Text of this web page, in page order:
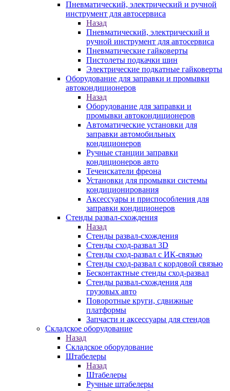
Пневматический, электрический и ручной
инструмент для автосервиса
Назад
Пневматический, электрический и
ручной инструмент для автосервиса
Пневматические гайковерты
Пистолеты подкачки шин
Электрические подкатные гайковерты
Оборудование для заправки и промывки
автокондиционеров
Назад
Оборудование для заправки и
промывки автокондиционеров
Автоматические установки для
заправки автомобильных
кондиционеров
Ручные станции заправки
кондиционеров авто
Течеискатели фреона
Установки для промывки системы
кондиционирования
Аксессуары и приспособления для
заправки кондиционеров
Стенды развал-схождения
Назад
Стенды развал-схождения
Стенды сход-развал 3D
Стенды сход-развал с ИК-связью
Стенды сход-развал с кордовой связью
Бесконтактные стенды сход-развал
Стенды развал-схождения для
грузовых авто
Поворотные круги, сдвижные
платформы
Запчасти и аксессуары для стендов
Складское оборудование
Назад
Складское оборудование
Штабелеры
Назад
Штабелеры
Ручные штабелеры